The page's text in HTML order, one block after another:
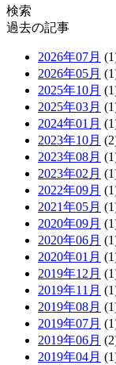
検索
過去の記事
2026年07月
2026年05月
2025年10月
2025年03月
2024年01月
2023年10月
2023年08月
2023年02月
2022年09月
2021年05月
2020年09月
2020年06月
2020年01月
2019年12月
2019年11月
2019年08月
2019年07月
2019年06月
2019年04月